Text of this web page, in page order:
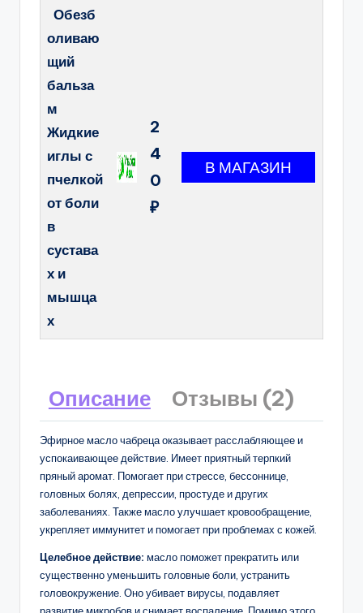
Обезб
оливаю
щий
бальза
м
Жидкие
иглы с
пчелкой
от боли
в
сустава
х и
мышца
х
2
4
0
₽
Описание Отзывы (2)
Эфирное масло чабреца оказывает расслабляющее и
успокаивающее действие. Имеет приятный терпкий
пряный аромат. Помогает при стрессе, бессоннице,
головных болях, депрессии, простуде и других
заболеваниях. Также масло улучшает кровообращение,
укрепляет иммунитет и помогает при проблемах с кожей.
Целебное действие: масло поможет прекратить или
существенно уменьшить головные боли, устранить
головокружение. Оно убивает вирусы, подавляет